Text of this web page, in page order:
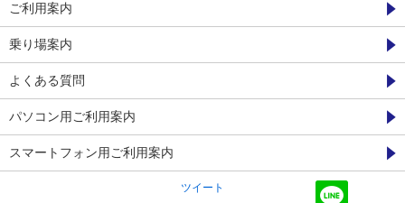
ご利用案内
乗り場案内
よくある質問
パソコン用ご利用案内
スマートフォン用ご利用案内
ツイート